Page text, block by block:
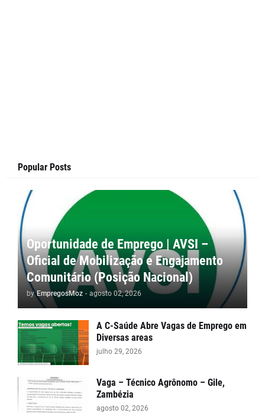
Popular Posts
Oportunidade de Emprego | AVSI –
Oficial de Mobilização e Engajamento
Comunitário (Posição Nacional)
by EmpregosMoz - agosto 02, 2026
A C-Saúde Abre Vagas de Emprego em
Diversas areas
julho 29, 2026
Vaga – Técnico Agrônomo – Gile,
Zambézia
agosto 02, 2026